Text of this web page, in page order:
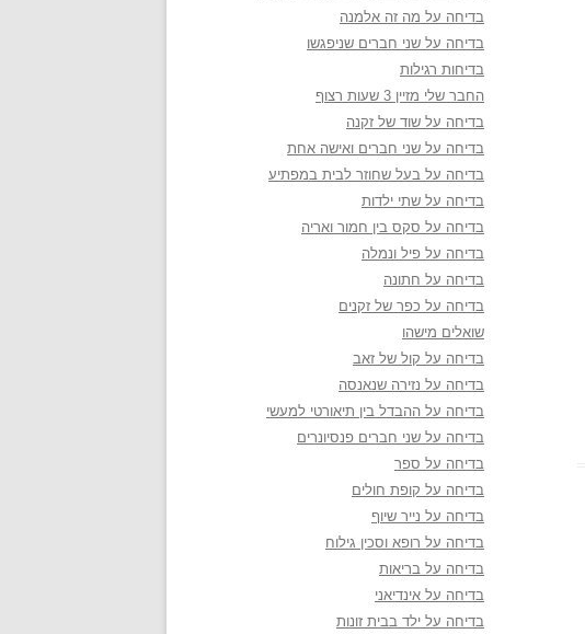
בדיחה על מה זה אלמנה
בדיחה על שני חברים שניפגשו
בדיחות רגילות
החבר שלי מזיין 3 שעות רצוף
בדיחה על שוד של זקנה
בדיחה על שני חברים ואישה אחת
בדיחה על בעל שחוזר לבית במפתיע
בדיחה על שתי ילדות
בדיחה על סקס בין חמור ואריה
בדיחה על פיל ונמלה
בדיחה על חתונה
בדיחה על כפר של זקנים
שואלים מישהו
בדיחה על קול של זאב
בדיחה על נזירה שנאנסה
בדיחה על ההבדל בין תיאורטי למעשי
בדיחה על שני חברים פנסיונרים
בדיחה על ספר
בדיחה על קופת חולים
בדיחה על נייר שיוף
בדיחה על רופא וסכין גילוח
בדיחה על בריאות
בדיחה על אינדיאני
בדיחה על ילד בבית זונות